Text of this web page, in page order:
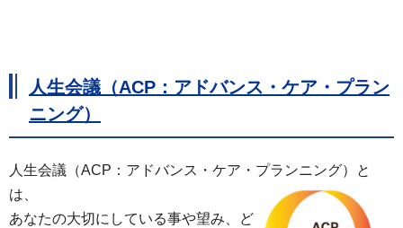
人生会議（ACP：アドバンス・ケア・プラン
ニング）
人生会議（ACP：アドバンス・ケア・プランニング）と
は、
あなたの大切にしている事や望み、ど